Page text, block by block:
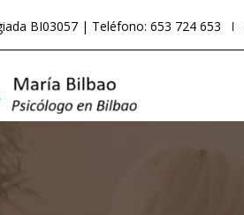
BI03057 | Teléfono: 653 724 653